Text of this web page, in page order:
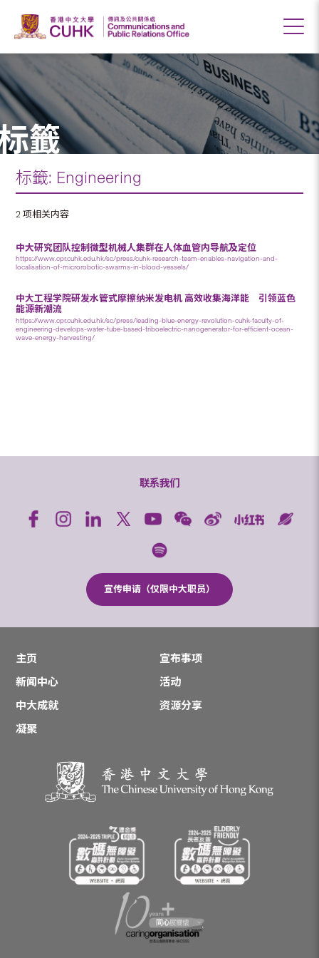
籤
标籤: Engineering
2 项相关内容
中大研究团队控制微型机械人集群在人体血管内导航及定位
https://www.cpr.cuhk.edu.hk/sc/press/cuhk-research-team-enables-navigation-and-
localisation-of-microrobotic-swarms-in-blood-vessels/
中大工程学院研发水管式摩擦纳米发电机 高效收集海洋能 引领蓝色
能源新潮流
https://www.cpr.cuhk.edu.hk/sc/press/leading-blue-energy-revolution-cuhk-faculty-of-
engineering-develops-water-tube-based-triboelectric-nanogenerator-for-efficient-ocean-
wave-energy-harvesting/
联系我们
宣传申请（仅限中大职员）
主页
宣布事项
新闻中心
活动
中大成就
资源分享
凝聚